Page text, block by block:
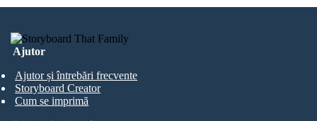
Ajutor
Ajutor și întrebări frecvente
Storyboard Creator
Cum se imprimă